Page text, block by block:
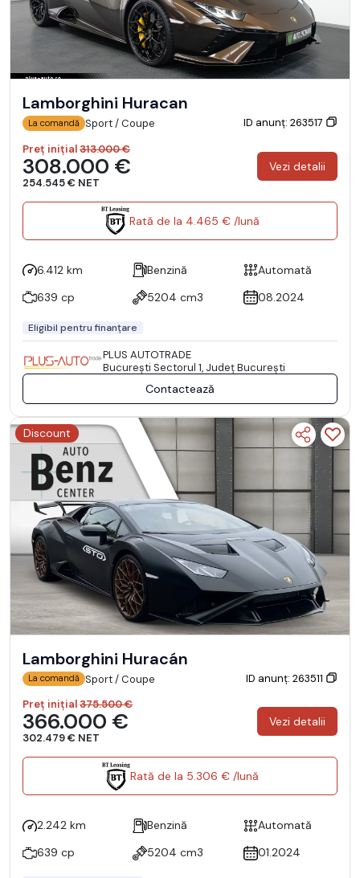
Lamborghini Huracan
La comandă Sport / Coupe
ID anunț: 263517
Preț inițial313.000 €
308.000 €
254.545 € NET
Vezi detalii
Rată de la 4.465 € /lună
6.412 km Benzină
Automată
639 cp
5204 cm3 08.2024
Eligibil pentru finanțare
PLUS AUTOTRADE
Bucureşti Sectorul 1, Județ București
Contactează
Discount
Lamborghini Huracán
La comandă Sport / Coupe
ID anunț: 263511
Preț inițial375.500 €
366.000 €
302.479 € NET
Vezi detalii
Rată de la 5.306 € /lună
2.242 km Benzină
Automată
639 cp
5204 cm3 01.2024